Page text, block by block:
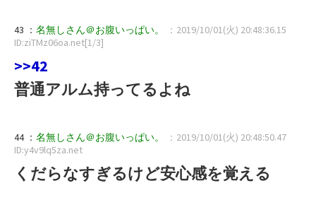
43 ： 名無しさん＠お腹いっぱい。
：2019/10/01(火) 20:48:36.15
ID:ziTMz06oa.net[1/3]
>>42
普通アルム持ってるよね
44 ： 名無しさん＠お腹いっぱい。
：2019/10/01(火) 20:48:50.47
ID:y4v9lq5za.net
くだらなすぎるけど安心感を覚える